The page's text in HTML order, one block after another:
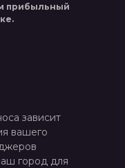
зависит
вашего
город для
прибыльный